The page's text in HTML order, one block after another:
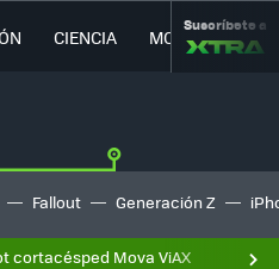
CIENCIA MOVILIDAD
Suscríbete a
Fallout Generación Z
cortacésped Mova ViAX